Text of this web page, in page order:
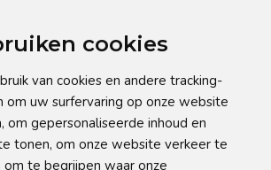
cookies
van cookies en andere tracking-
om uw surfervaring op onze website
om gepersonaliseerde inhoud en
tonen, om onze website verkeer te
om te begrijpen waar onze